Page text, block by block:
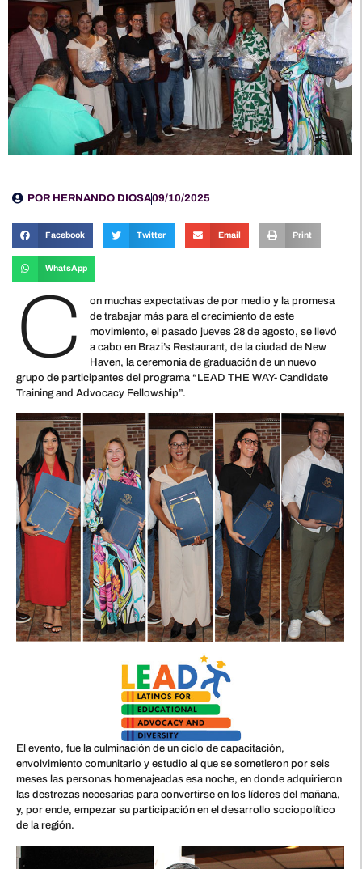
POR HERNANDO DIOSA09/10/2025
Facebook Twitter Email Print
WhatsApp
C
on muchas expectativas de por medio y la promesa
de trabajar más para el crecimiento de este
movimiento, el pasado jueves 28 de agosto, se llevó
a cabo en Brazi’s Restaurant, de la ciudad de New
Haven, la ceremonia de graduación de un nuevo
grupo de participantes del programa “LEAD THE WAY- Candidate
Training and Advocacy Fellowship”.
El evento, fue la culminación de un ciclo de capacitación,
envolvimiento comunitario y estudio al que se sometieron por seis
meses las personas homenajeadas esa noche, en donde adquirieron
las destrezas necesarias para convertirse en los líderes del mañana,
y, por ende, empezar su participación en el desarrollo sociopolítico
de la región.